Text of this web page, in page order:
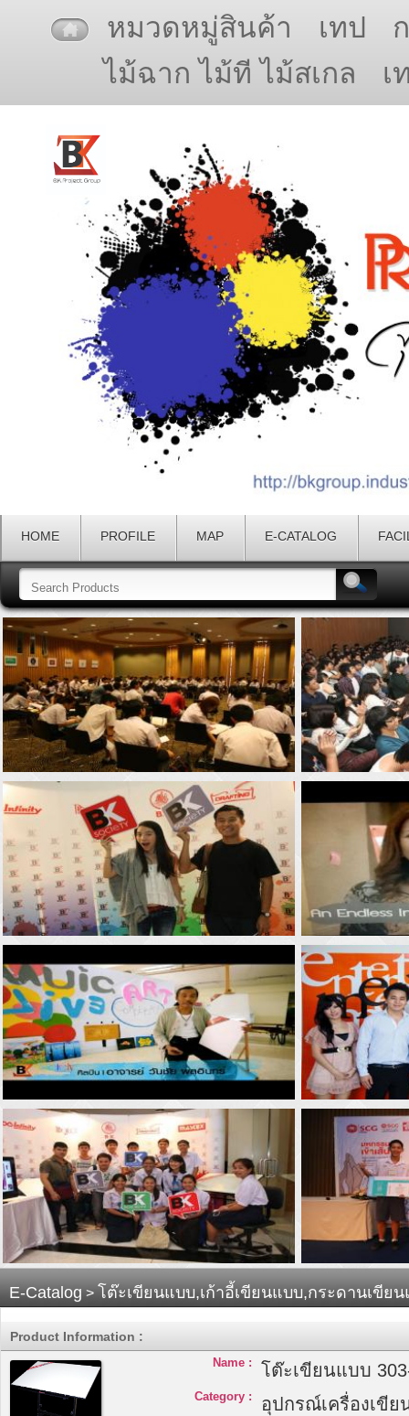
หมวดหมู่สินค้า เทป
ไม้ฉาก ไม้ที ไม้สเกล
เ
HOME PROFILE MAP E-CATALOG
E-Catalog > โต๊ะเขียนแบบ,เก้าอี้เขียนแบบ,กระดานเขีย
Product Information :
Name : โต๊ะเขียนแบบ
Category : อุปกรณ์เครื่องเขีย